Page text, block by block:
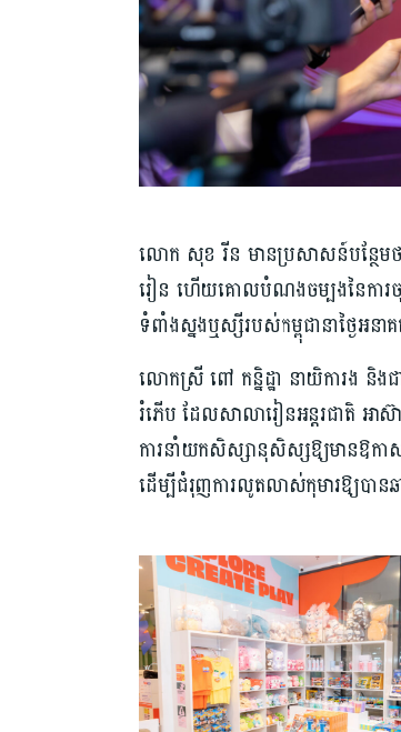
លោក សុខ រីន មានប្រសាសន៍បន្ថែមថា
រៀន ហើយគោលបំណងចម្បងនៃការចុ
ទំពាំងស្នងឬស្សីរបស់កម្ពុជានាថ្ងៃអនា
លោកស្រី ពៅ កន្និដ្ឋា នាយិការង និង
រំភើប ដែលសាលារៀនអន្តរជាតិ អ
ការនាំយកសិស្សានុសិស្សឱ្យមានឱកា
ដើម្បីជំរុញការលូតលាស់កុមារឱ្យបានឆ